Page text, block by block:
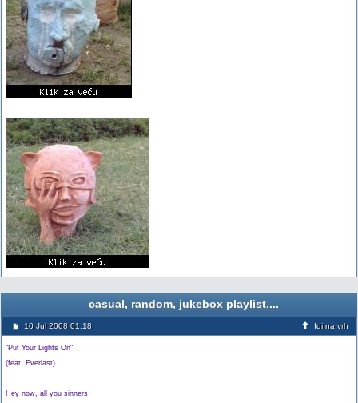
casual, random, jukebox playlist....
10 Jul 2008 01:18 Idi na vrh
"Put Your Lights On"
(feat. Everlast)
Hey now, all you sinners